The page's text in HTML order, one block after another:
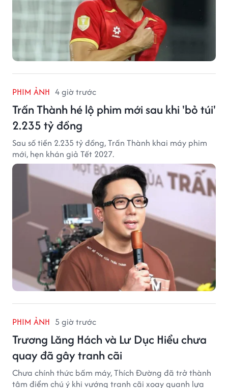
PHIM ẢNH 4 giờ trước
Trấn Thành hé lộ phim mới sau khi 'bỏ túi'
2.235 tỷ đồng
Sau số tiền 2.235 tỷ đồng, Trấn Thành khai máy phim
mới, hẹn khán giả Tết 2027.
PHIM ẢNH 5 giờ trước
Trương Lăng Hách và Lư Dục Hiểu chưa
quay đã gây tranh cãi
Chưa chính thức bấm máy, Thích Đường đã trở thành
tâm điểm chú ý khi vướng tranh cãi xoay quanh lựa